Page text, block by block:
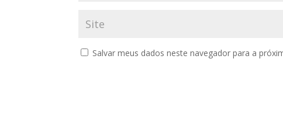
Salvar meus dados neste navegador para a